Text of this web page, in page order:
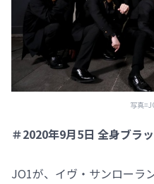
写真
＃2020年9月5日 全身ブラ
JO1が、イヴ・サンローラ